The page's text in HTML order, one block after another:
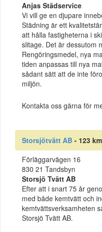
Anjas Städservice
Vi vill ge en djupare
Städning är ett
att hålla fastigheterna i
slitage. Det är dessutom
Rengöringsmedel, nya
tiden anpassas till nya
sådant sätt att de inte
miljön.
Kontakta oss gärna för
Storsjötvätt AB - 123 km
Förläggarvägen 16
830 21 Tandsbyn
Storsjö Tvätt AB
Efter att i snart 75 år
med både kemtvätt och
kemtvättsverksamheten
Storsjö Tvätt AB.